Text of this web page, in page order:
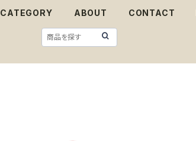
CATEGORY ABOUT CONTACT